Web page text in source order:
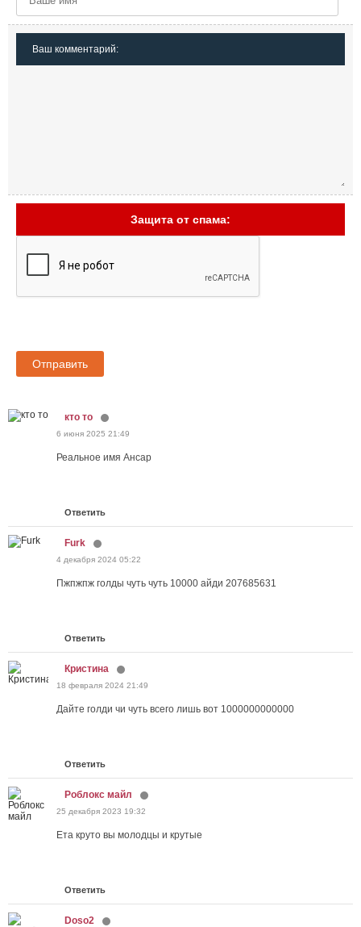
Ваш комментарий:
Защита от спама:
Отправить
кто то
6 июня 2025 21:49
Реальное имя Ансар
Ответить
Furk
4 декабря 2024 05:22
Пжпжпж голды чуть чуть 10000 айди 207685631
Ответить
Кристина
18 февраля 2024 21:49
Дайте голди чи чуть всего лишь вот 1000000000000
Ответить
Роблокс майл
25 декабря 2023 19:32
Ета круто вы молодцы и крутые
Ответить
Doso2